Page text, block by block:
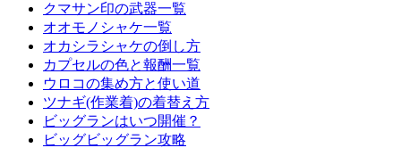
クマサン印の武器一覧
オオモノシャケ一覧
オカシラシャケの倒し方
カプセルの色と報酬一覧
ウロコの集め方と使い道
ツナギ(作業着)の着替え方
ビッグランはいつ開催？
ビッグビッグラン攻略